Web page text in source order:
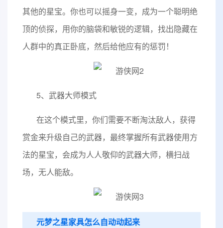
其他的星宝。你也可以摇身一变，成为一个聪明绝
顶的侦探，用你的脑袋和敏锐的逻辑，找出隐藏在
人群中的真正卧底，然后给他应有的惩罚！
5、武器大师模式
在这个模式里，你们需要不断淘汰敌人，获得
赏金来升级自己的武器，最终掌握所有武器使用方
法的星宝，会成为人人敬仰的武器大师，横扫战
场，无人能敌。
元梦之星家具怎么自动动起来